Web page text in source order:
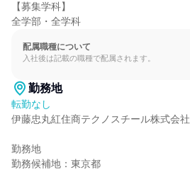
【募集学科】
全学部・全学科
配属職種について
入社後は記載の職種で配属されます。
勤務地
転勤なし
伊藤忠丸紅住商テクノスチール株式会社
勤務地
勤務候補地：東京都